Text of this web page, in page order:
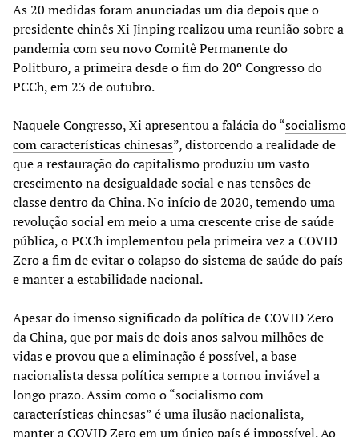
As 20 medidas foram anunciadas um dia depois que o
presidente chinês Xi Jinping realizou uma reunião sobre a
pandemia com seu novo Comitê Permanente do
Politburo, a primeira desde o fim do 20º Congresso do
PCCh, em 23 de outubro.
Naquele Congresso, Xi apresentou a falácia do “socialismo
com características chinesas”, distorcendo a realidade de
que a restauração do capitalismo produziu um vasto
crescimento na desigualdade social e nas tensões de
classe dentro da China. No início de 2020, temendo uma
revolução social em meio a uma crescente crise de saúde
pública, o PCCh implementou pela primeira vez a COVID
Zero a fim de evitar o colapso do sistema de saúde do país
e manter a estabilidade nacional.
Apesar do imenso significado da política de COVID Zero
da China, que por mais de dois anos salvou milhões de
vidas e provou que a eliminação é possível, a base
nacionalista dessa política sempre a tornou inviável a
longo prazo. Assim como o “socialismo com
características chinesas” é uma ilusão nacionalista,
manter a COVID Zero em um único país é impossível. Ao